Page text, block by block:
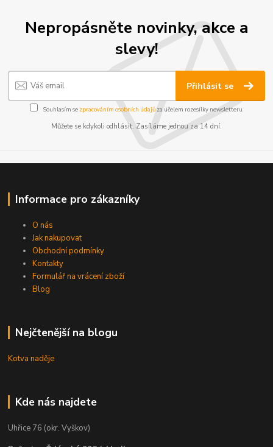
Nepropásněte novinky, akce a
slevy!
Přihlásit se
Souhlasím se zpracováním osobních údajůza účelem rozesílky newsletteru.
Můžete se kdykoli odhlásit. Zasíláme jednou za 14 dní.
Informace pro zákazníky
O nás
Jak nakupovat
Obchodní podmínky
Kontakty
Formulář na vrácení zboží
Blog
Nejčtenější na blogu
Kotva naděje
Kde nás najdete
Uhřice 76 (okr. Vyškov)